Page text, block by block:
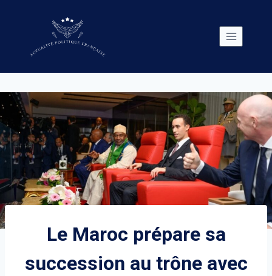
Le Maroc prépare sa
succession au trône avec